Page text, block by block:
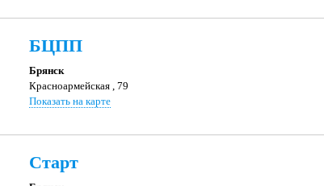
БЦПП
Брянск
Красноармейская , 79
Показать на карте
Старт